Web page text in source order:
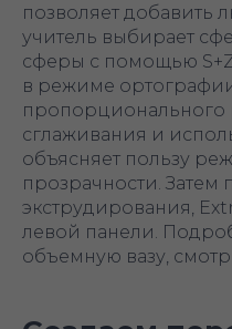
позволяет добавить
учитель выбирает
сферы с помощью
в режиме
пропорционального
сглаживания и
объясняет пользу
прозрачности. Затем
экструдирования,
левой панели.
объемную вазу,